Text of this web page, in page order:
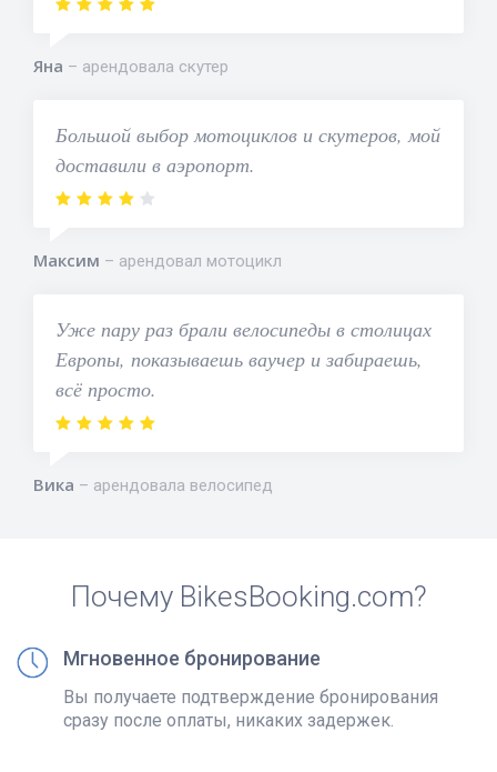
Яна арендовала скутер
Большой выбор мотоциклов и скутеров, мой
доставили в аэропорт.
Максим арендовал мотоцикл
Уже пару раз брали велосипеды в столицах
Европы, показываешь ваучер и забираешь,
всё просто.
Вика арендовала велосипед
Почему BikesBooking.com?
Мгновенное бронирование
Вы получаете подтверждение бронирования
сразу после оплаты, никаких задержек.